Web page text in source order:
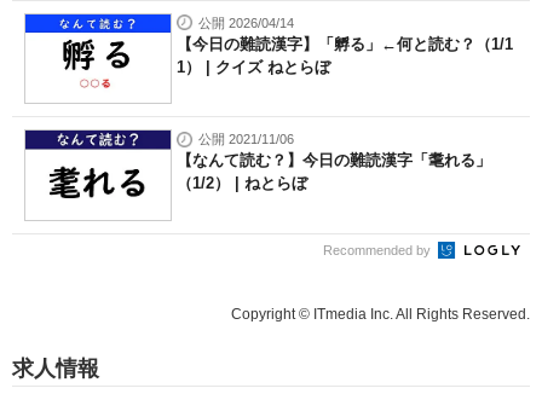
公開 2026/04/14
【今日の難読漢字】「孵る」←何と読む？（1/1
1） | クイズ ねとらぼ
公開 2021/11/06
【なんて読む？】今日の難読漢字「耄れる」
（1/2） | ねとらぼ
Recommended by
Copyright © ITmedia Inc. All Rights Reserved.
求人情報